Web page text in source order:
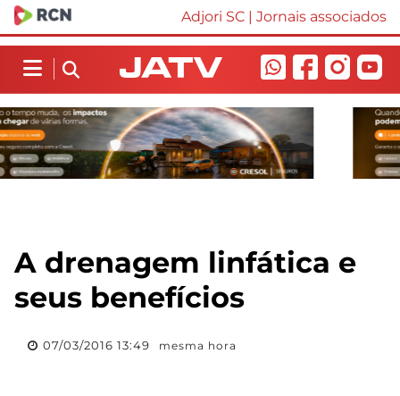
Adjori SC | Jornais associados
A drenagem linfática e
seus benefícios
07/03/2016 13:49 mesma hora